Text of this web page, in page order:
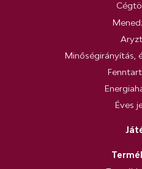
Minőségirányítás,
Éves